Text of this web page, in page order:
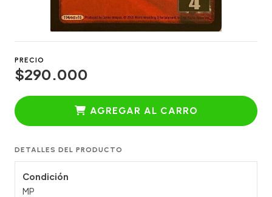
PRECIO
$290.000
AGREGAR AL CARRO
DETALLES DEL PRODUCTO
Condición
MP